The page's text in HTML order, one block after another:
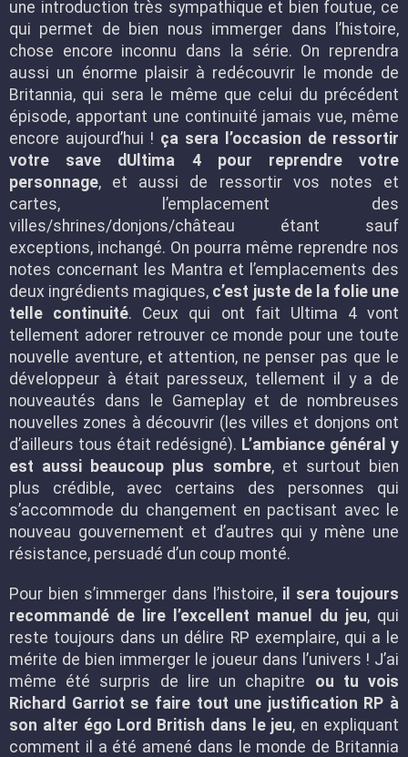
une introduction très sympathique et bien foutue, ce
qui permet de bien nous immerger dans l’histoire,
chose encore inconnu dans la série. On reprendra
aussi un énorme plaisir à redécouvrir le monde de
Britannia, qui sera le même que celui du précédent
épisode, apportant une continuité jamais vue, même
encore aujourd’hui ! ça sera l’occasion de ressortir
votre save dUltima 4 pour reprendre votre
personnage, et aussi de ressortir vos notes et
cartes, l’emplacement des
villes/shrines/donjons/château étant sauf
exceptions, inchangé. On pourra même reprendre nos
notes concernant les Mantra et l’emplacements des
deux ingrédients magiques, c’est juste de la folie une
telle continuité. Ceux qui ont fait Ultima 4 vont
tellement adorer retrouver ce monde pour une toute
nouvelle aventure, et attention, ne penser pas que le
développeur à était paresseux, tellement il y a de
nouveautés dans le Gameplay et de nombreuses
nouvelles zones à découvrir (les villes et donjons ont
d’ailleurs tous était redésigné). L’ambiance général y
est aussi beaucoup plus sombre, et surtout bien
plus crédible, avec certains des personnes qui
s’accommode du changement en pactisant avec le
nouveau gouvernement et d’autres qui y mène une
résistance, persuadé d’un coup monté.
Pour bien s’immerger dans l’histoire, il sera toujours
recommandé de lire l’excellent manuel du jeu, qui
reste toujours dans un délire RP exemplaire, qui a le
mérite de bien immerger le joueur dans l’univers ! J’ai
même été surpris de lire un chapitre ou tu vois
Richard Garriot se faire tout une justification RP à
son alter égo Lord British dans le jeu, en expliquant
comment il a été amené dans le monde de Britannia